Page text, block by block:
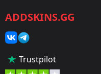
Категория:
Скины
Пистолеты-пулемёты
ADDSKINS.GG
Trustpilot